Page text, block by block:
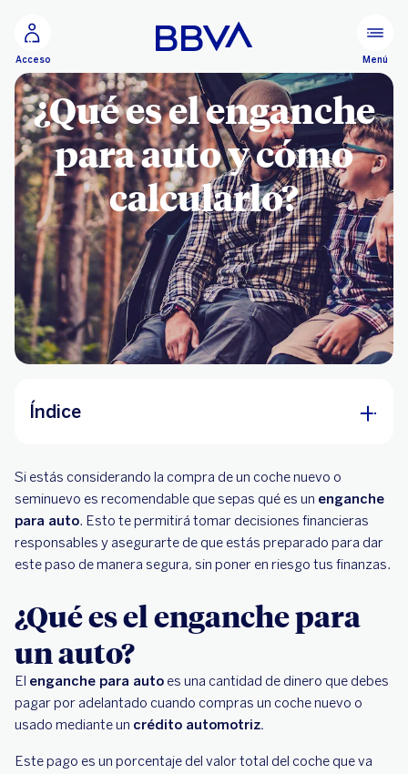
Acceso Menú
¿Qué es el enganche
para auto y cómo
calcularlo?
Índice
¿Cómo se calcula el enganche para un auto?
Ventajas de comprar un auto con enganche
¿Quién puede comprar un auto sin enganche?
Si estás considerando la compra de un coche nuevo o
seminuevo es recomendable que sepas qué es un enganche
para auto. Esto te permitirá tomar decisiones financieras
responsables y asegurarte de que estás preparado para dar
este paso de manera segura, sin poner en riesgo tus finanzas.
¿Qué es el enganche para
un auto?
El enganche para auto es una cantidad de dinero que debes
pagar por adelantado cuando compras un coche nuevo o
usado mediante un crédito automotriz.
Este pago es un porcentaje del valor total del coche que va